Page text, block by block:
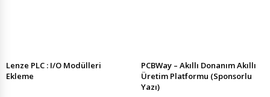
Lenze PLC : I/O Modülleri
Ekleme
PCBWay – Akıllı Donanım Akıllı
Üretim Platformu (Sponsorlu
Yazı)